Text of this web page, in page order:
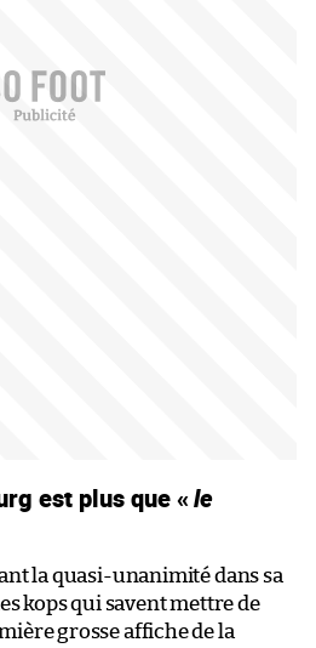
est plus que «le
la quasi-unanimité dans sa
kops qui savent mettre de
grosse affiche de la